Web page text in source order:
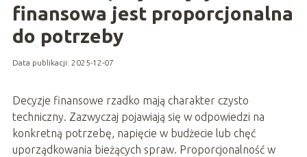
finansowa jest proporcjonalna
do potrzeby
Data publikacji: 2025-12-07
Decyzje finansowe rzadko mają charakter czysto
techniczny. Zazwyczaj pojawiają się w odpowiedzi na
konkretną potrzebę, napięcie w budżecie lub chęć
uporządkowania bieżących spraw. Proporcjonalność w